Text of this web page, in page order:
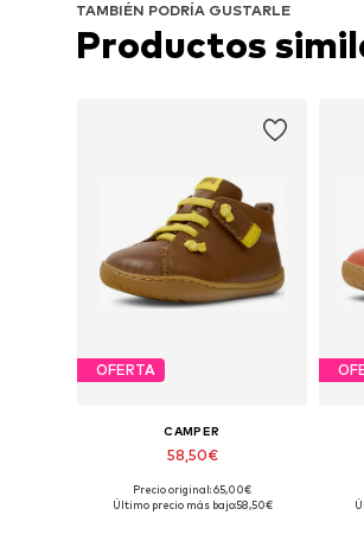
TAMBIÉN PODRÍA GUSTARLE
Productos
OFERTA
CAMPER
58,50€
Precio original: 65,00€
Último precio más bajo:58,50€